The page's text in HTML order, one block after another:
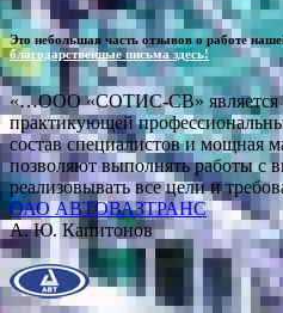
Это небольшая часть отзывов о работе
благодарственные письма здесь!
«…ООО «СОТИС-СВ» является
практикующей
состав специалистов и мощная
позволяют выполнять работы с
реализовывать все цели и
ОАО АВТОВАЗТРАНС
А. Ю. Капитонов